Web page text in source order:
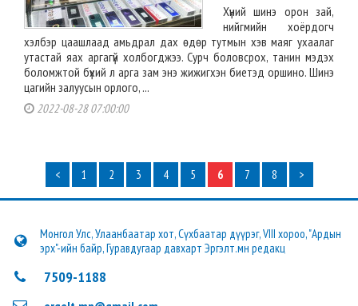
Хүний шинэ орон зай,
нийгмийн хоёрдогч
хэлбэр цаашлаад амьдрал дах өдөр тутмын хэв маяг ухаалаг
утастай яах аргагүй холбогджээ. Сурч боловсрох, танин мэдэх
боломжтой бүхий л арга зам энэ жижигхэн биетэд оршино. Шинэ
цагийн залуусын орлого, ...
2022-08-28 07:00:00
< 1 2 3 4 5 6 7 8 >
Монгол Улс, Улаанбаатар хот, Сүхбаатар дүүрэг, VIII хороо, "Ардын
эрх"-ийн байр, Гуравдугаар давхарт Эргэлт.мн редакц
7509-1188